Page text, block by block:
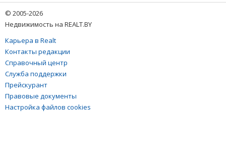
© 2005-2026
Недвижимость на REALT.BY
Карьера в Realt
Контакты редакции
Справочный центр
Служба поддержки
Прейскурант
Правовые документы
Настройка файлов cookies